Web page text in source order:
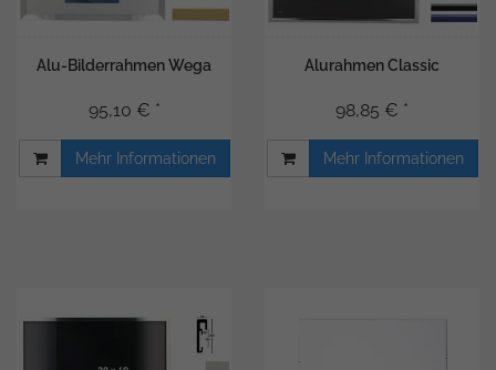
Alu-Bilderrahmen Wega
95,10 € *
Mehr Informationen
Alurahmen Classic
98,85 € *
Mehr Informationen